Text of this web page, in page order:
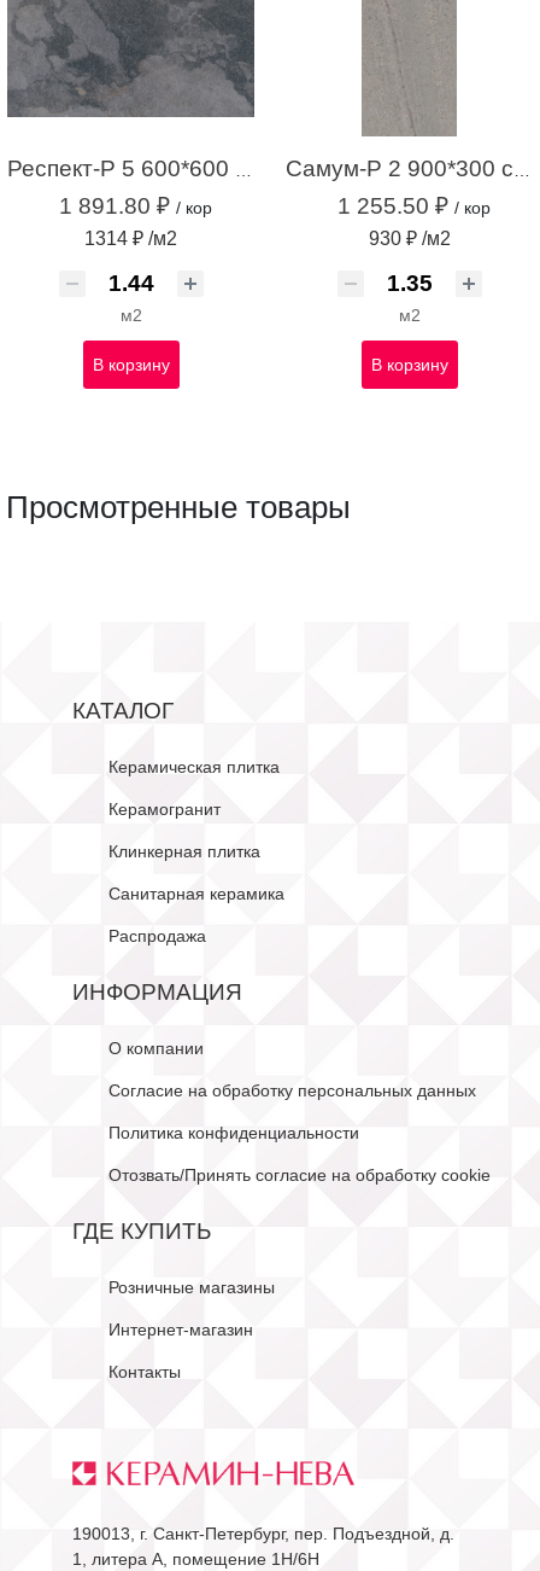
1 891.80 ₽ / кор
1314 ₽ /м2
м2
В корзину
1 255.50 ₽ / кор
930 ₽ /м2
м2
В корзину
Просмотренные товары
КАТАЛОГ
Керамическая плитка
Керамогранит
Клинкерная плитка
Санитарная керамика
Распродажа
ИНФОРМАЦИЯ
О компании
Согласие на обработку персональных данных
Политика конфиденциальности
Отозвать/Принять согласие на обработку cookie
ГДЕ КУПИТЬ
Розничные магазины
Интернет-магазин
Контакты
190013, г. Санкт-Петербург, пер. Подъездной, д.
1, литера А, помещение 1Н/6Н